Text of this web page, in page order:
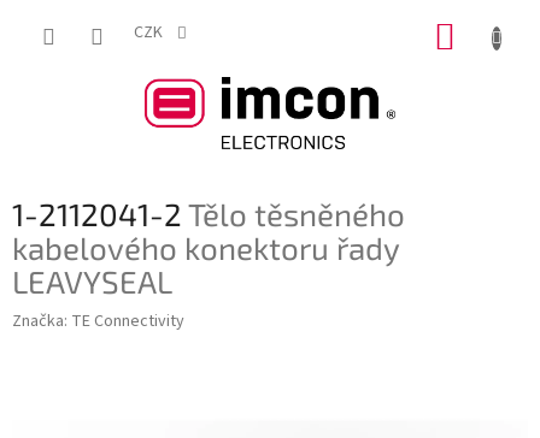
CZK
1-2112041-2Tělo těsněného
kabelového konektoru řady
LEAVYSEAL
Značka: TE Connectivity